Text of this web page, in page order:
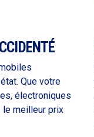
Que votre
électroniques
le meilleur prix